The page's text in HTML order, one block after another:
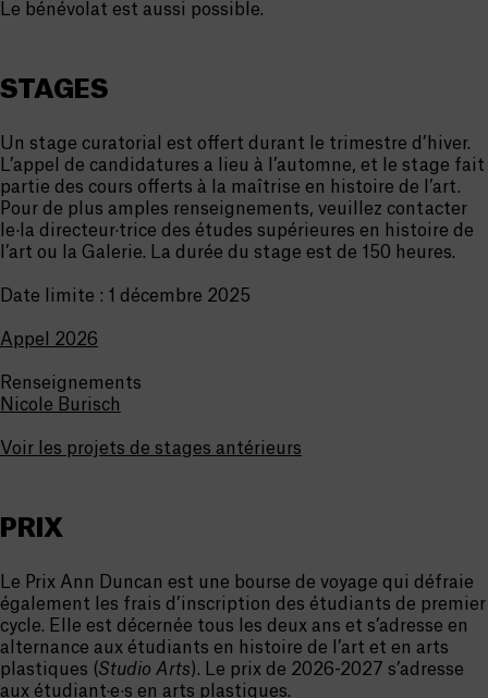
Le bénévolat est aussi possible.
STAGES
Un stage curatorial
est offert durant le trimestre d’hiver.
L’appel de candidatures a lieu à l’automne, et le stage fait
partie des cours offerts à la maîtrise en histoire de l’art.
Pour de plus amples renseignements, veuillez contacter
le·la directeur·trice des études supérieures en histoire de
l’art ou la Galerie. La durée du stage est de 150 heures.
Date limite : 1 décembre 2025
Appel 2026
Renseignements
Nicole Burisch
Voir les projets de stages antérieurs
PRIX
Le Prix Ann Duncan est une bourse de voyage qui défraie
également les frais d’inscription des étudiants de premier
cycle. Elle est décernée tous les deux ans et s’adresse en
alternance aux étudiants en histoire de l’art et en arts
plastiques (Studio Arts). Le prix de 2026-2027 s’adresse
aux étudiant·e·s en arts plastiques.